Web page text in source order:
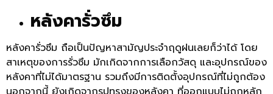
หลังคารั่วซึม
หลังคารั่วซึม ถือเป็นปัญหาสามัญประจำฤดูฝนเลยก็ว่าได้ โดย
สาเหตุของการรั่วซึม มักเกิดจากการเลือกวัสดุ และอุปกรณ์ของ
หลังคาที่ไม่ได้มาตรฐาน รวมถึงมีการติดตั้งอุปกรณ์ที่ไม่ถูกต้อง